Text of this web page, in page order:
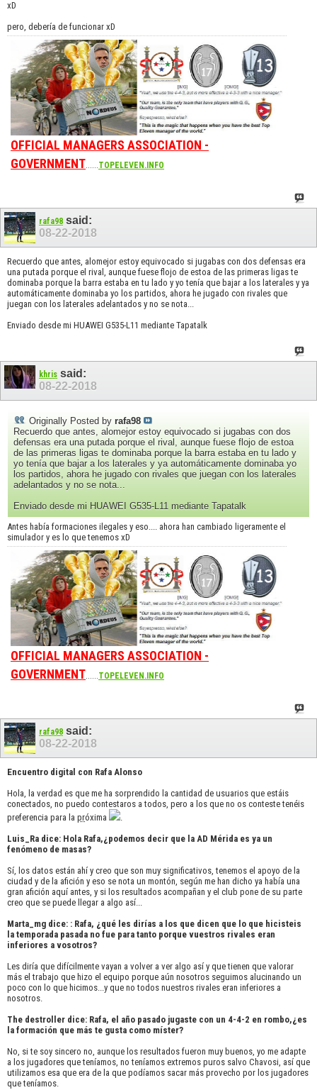
xD
pero, debería de funcionar xD
OFFICIAL MANAGERS ASSOCIATION -
GOVERNMENT
TOPELEVEN.INFO
rafa98 said:
08-22-2018
Recuerdo que antes, alomejor estoy equivocado si jugabas con dos defensas era
una putada porque el rival, aunque fuese flojo de estoa de las primeras ligas te
dominaba porque la barra estaba en tu lado y yo tenía que bajar a los laterales y ya
automáticamente dominaba yo los partidos, ahora he jugado con rivales que
juegan con los laterales adelantados y no se nota...
Enviado desde mi HUAWEI G535-L11 mediante Tapatalk
khris said:
08-22-2018
Originally Posted by rafa98
Recuerdo que antes, alomejor estoy equivocado si jugabas con dos
defensas era una putada porque el rival, aunque fuese flojo de estoa
de las primeras ligas te dominaba porque la barra estaba en tu lado y
yo tenía que bajar a los laterales y ya automáticamente dominaba yo
los partidos, ahora he jugado con rivales que juegan con los laterales
adelantados y no se nota...
Enviado desde mi HUAWEI G535-L11 mediante Tapatalk
Antes había formaciones ilegales y eso.... ahora han cambiado ligeramente el
simulador y es lo que tenemos xD
OFFICIAL MANAGERS ASSOCIATION -
GOVERNMENT
TOPELEVEN.INFO
rafa98 said:
08-22-2018
Encuentro digital con Rafa Alonso
Hola, la verdad es que me ha sorprendido la cantidad de usuarios que estáis
conectados, no puedo contestaros a todos, pero a los que no os conteste tenéis
preferencia para la próxima
.
Luis_Ra dice: Hola Rafa,¿podemos decir que la AD Mérida es ya un
fenómeno de masas?
Sí, los datos están ahí y creo que son muy significativos, tenemos el apoyo de la
ciudad y de la afición y eso se nota un montón, según me han dicho ya había una
gran afición aquí antes, y si los resultados acompañan y el club pone de su parte
creo que se puede llegar a algo así...
Marta_mg dice: : Rafa, ¿qué les dirías a los que dicen que lo que hicisteis
la temporada pasada no fue para tanto porque vuestros rivales eran
inferiores a vosotros?
Les diría que difícilmente vayan a volver a ver algo así y que tienen que valorar
más el trabajo que hizo el equipo porque aún nosotros seguimos alucinando un
poco con lo que hicimos...y que no todos nuestros rivales eran inferiores a
nosotros.
The destroller dice: Rafa, el año pasado jugaste con un 4-4-2 en rombo,¿es
la formación que más te gusta como míster?
No, si te soy sincero no, aunque los resultados fueron muy buenos, yo me adapte
a los jugadores que teníamos, no teníamos extremos puros salvo Chavosi, así que
utilizamos esa que era de la que podíamos sacar más provecho por los jugadores
que teníamos.